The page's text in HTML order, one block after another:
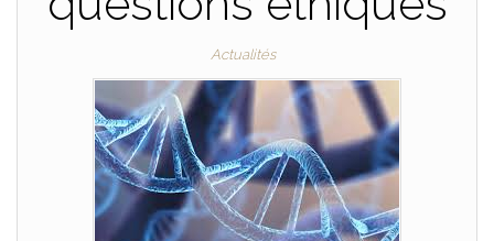
Actualités